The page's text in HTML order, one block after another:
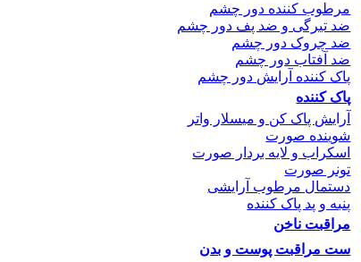
مرطوب کننده دور چشم
ضد تیرگی و ضد پف دور چشم
ضد چروک دور چشم
ضد آفتاب دور چشم
پاک کننده آرایش دور چشم
پاک کننده
آرایش پاک کن و میسلار واتر
شوینده صورت
اسکراب و لایه بردار صورت
تونر صورت
دستمال مرطوب آرایشی
پنبه و پد پاک کننده
مراقبت ناخن
ست مراقبت پوست و بدن